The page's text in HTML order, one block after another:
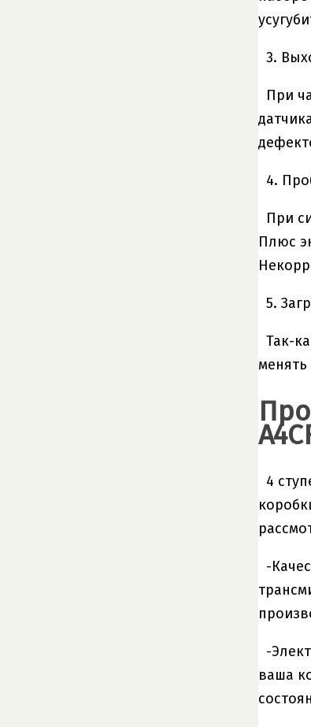
3.
При
4.
При
Плюс
5.
Так-
4
-
-
ваша